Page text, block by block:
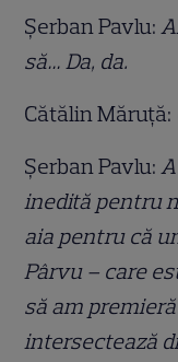
Șerban Pavlu:
să… Da, da.
Cătălin Măruță:
Șerban Pavlu:
inedită pentru
aia pentru că
Pârvu – care
să am
intersectează